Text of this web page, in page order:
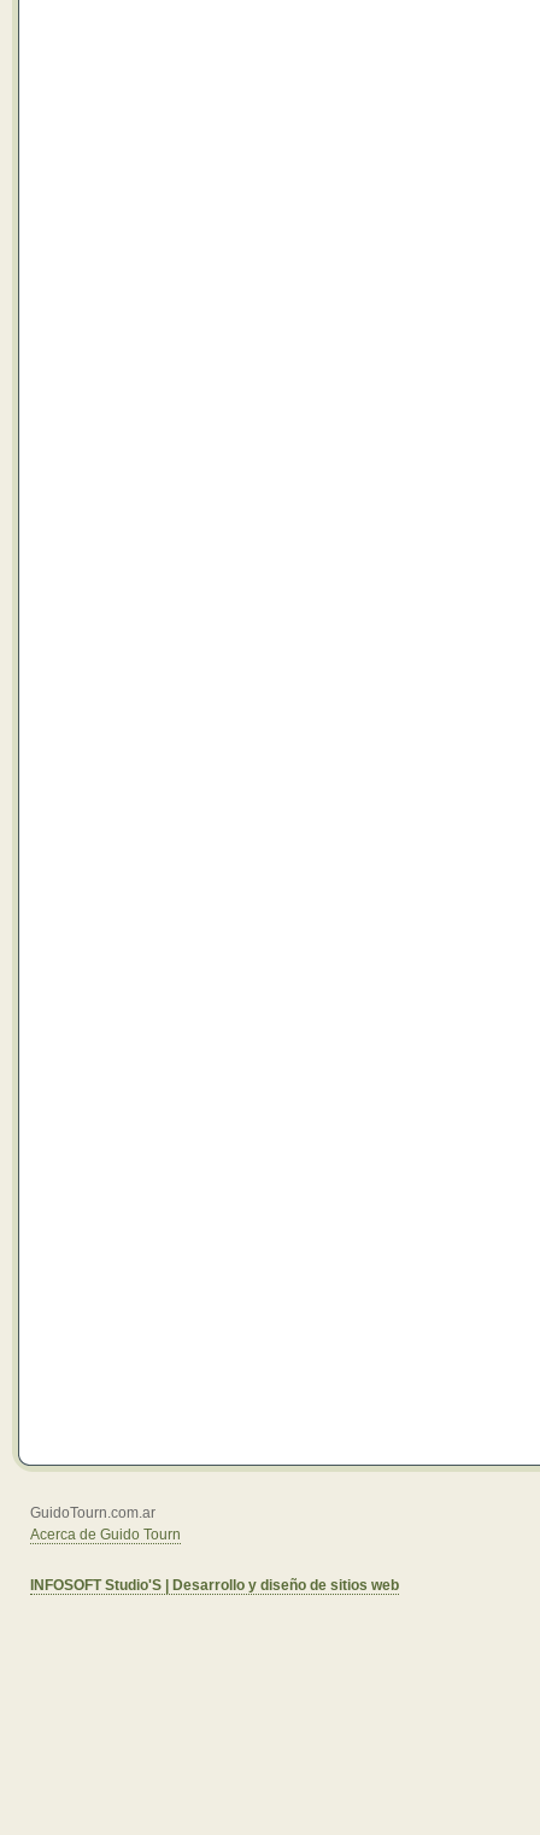
GuidoTourn.com.ar
Acerca de Guido Tourn
INFOSOFT Studio'S | Desarrollo y diseño de sitios web